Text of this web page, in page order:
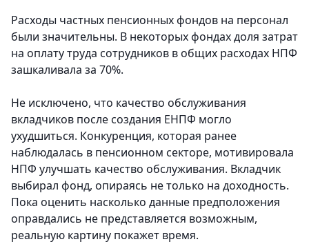
Расходы частных пенсионных фондов на персонал
были значительны. В некоторых фондах доля затрат
на оплату труда сотрудников в общих расходах НПФ
зашкаливала за 70%.
Не исключено, что качество обслуживания
вкладчиков после создания ЕНПФ могло
ухудшиться. Конкуренция, которая ранее
наблюдалась в пенсионном секторе, мотивировала
НПФ улучшать качество обслуживания. Вкладчик
выбирал фонд, опираясь не только на доходность.
Пока оценить насколько данные предположения
оправдались не представляется возможным,
реальную картину покажет время.